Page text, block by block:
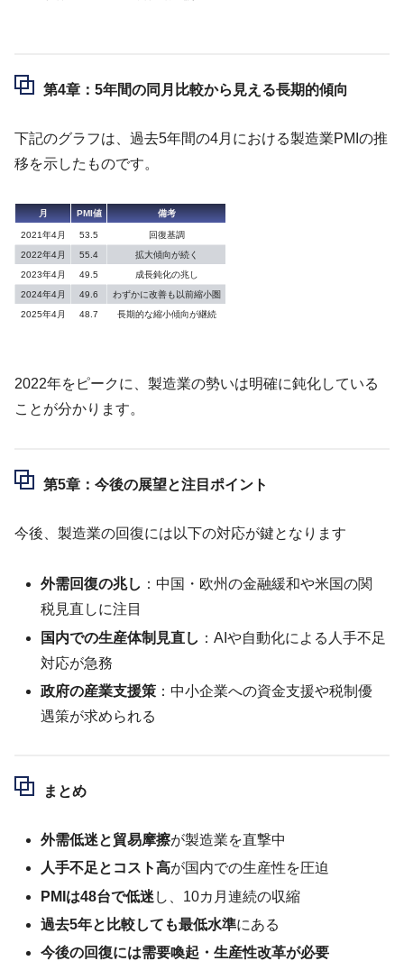
第4章：5年間の同月比較から見える長期的傾向
下記のグラフは、過去5年間の4月における製造業PMIの推
移を示したものです。
月 PMI値 備考
2021年4月 53.5
回復基調
2022年4月
55.4
拡大傾向が続く
2023年4月
49.5
成長鈍化の兆し
2024年4月
49.6
わずかに改善も以前縮小圏
2025年4月
48.7 長期的な縮小傾向が継続
2022年をピークに、製造業の勢いは明確に鈍化している
ことが分かります。
第5章：今後の展望と注目ポイント
今後、製造業の回復には以下の対応が鍵となります
外需回復の兆し ：中国・欧州の金融緩和や米国の関
税見直しに注目
国内での生産体制見直し ：AIや自動化による人手不足
対応が急務
政府の産業支援策 ：中小企業への資金支援や税制優
遇策が求められる
まとめ
外需低迷と貿易摩擦が製造業を直撃中
人手不足とコスト高が国内での生産性を圧迫
PMIは48台で低迷 し、10カ月連続の収縮
過去5年と比較しても最低水準にある
今後の回復には需要喚起・生産性改革が必要